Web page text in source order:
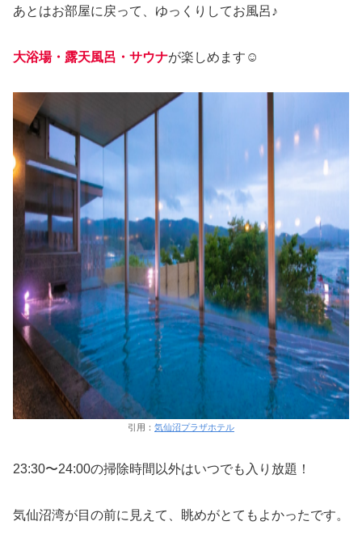
あとはお部屋に戻って、ゆっくりしてお風呂♪
大浴場・露天風呂・サウナが楽しめます☺️
引用： 気仙沼プラザホテル
23:30〜24:00の掃除時間以外はいつでも入り放題！
気仙沼湾が目の前に見えて、眺めがとてもよかったです。